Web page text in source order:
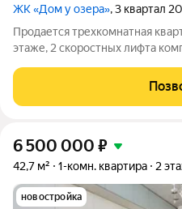
ЖК «Дом у озера», 3 квартал
Продается трехкомнатная
этаже, 2 скоростных лифта
СДАН! Бонусом Все вы
приедете на экскурсию. Ждем
6 500 000 ₽
42,7 м² 1-комн. квартира 2
новостройка